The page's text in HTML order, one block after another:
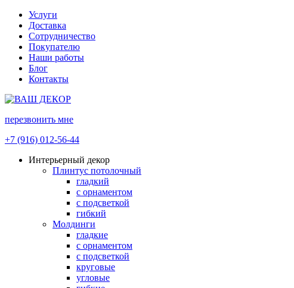
Услуги
Доставка
Сотрудничество
Покупателю
Наши работы
Блог
Контакты
перезвонить мне
+7 (916) 012-56-44
Интерьерный декор
Плинтус потолочный
гладкий
с орнаментом
с подсветкой
гибкий
Молдинги
гладкие
с орнаментом
с подсветкой
круговые
угловые